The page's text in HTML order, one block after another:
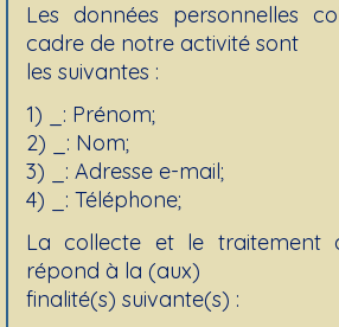
Les données personnelles
cadre de notre activité sont
les suivantes :
1) _: Prénom;
2) _: Nom;
3) _: Adresse e-mail;
4) _: Téléphone;
La collecte et le traitement
répond à la (aux)
finalité(s) suivante(s) :